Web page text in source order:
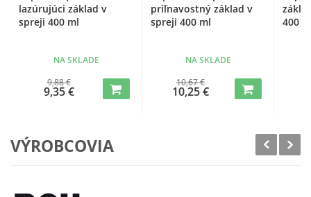
lazúrujúci základ v
spreji 400 ml
NA SKLADE
9,88 €
9,35 €
priľnavostný základ v
spreji 400 ml
NA SKLADE
10,67 €
10,25 €
400
VÝROBCOVIA